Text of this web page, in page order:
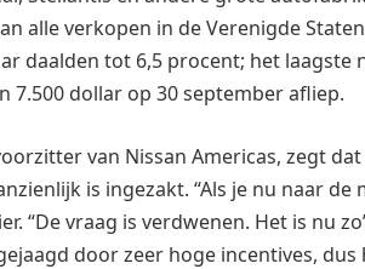
alle verkopen in de Verenigde
daalden tot 6,5 procent; het laagste
7.500 dollar op 30 september afliep.
van Nissan Americas, zegt
is ingezakt. “Als je nu naar
“De vraag is verdwenen. Het is nu
door zeer hoge incentives, dus